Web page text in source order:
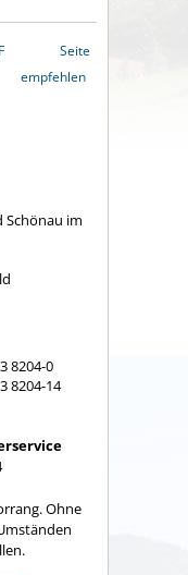
Seite
empfehlen
im
8204-0
8204-14
Ohne